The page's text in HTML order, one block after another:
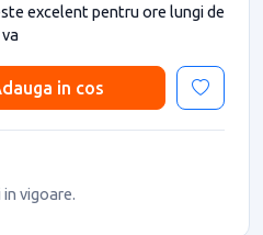
excelent pentru ore lungi de
in cos
vigoare.